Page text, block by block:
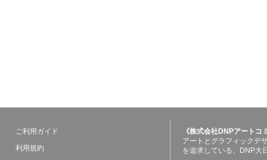
ご利用ガイド
利用規約
《株式会社DNPアート
アートとグラフィックデ
を追求している、DNP大